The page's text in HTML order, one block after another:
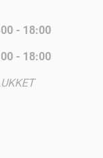
- 18:00
- 18:00